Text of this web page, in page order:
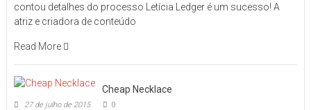
contou detalhes do processo Letícia Ledger é um sucesso! A
atriz e criadora de conteúdo
Read More
Cheap Necklace
27 de julho de 2015 0